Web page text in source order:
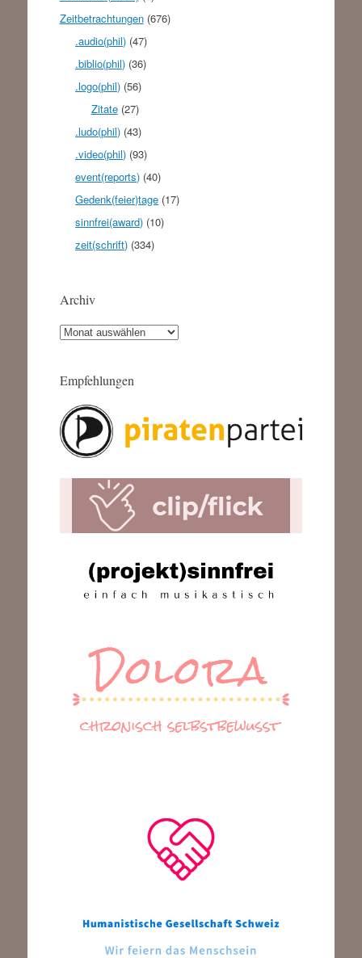
Zeitbetrachtungen(676)
.audio(phil) (47)
.biblio(phil) (36)
.logo(phil) (56)
Zitate(27)
.ludo(phil) (43)
.video(phil) (93)
event(reports) (40)
Gedenk(feier)tage (17)
sinnfrei(award) (10)
zeit(schrift) (334)
Archiv
Archiv
Empfehlungen